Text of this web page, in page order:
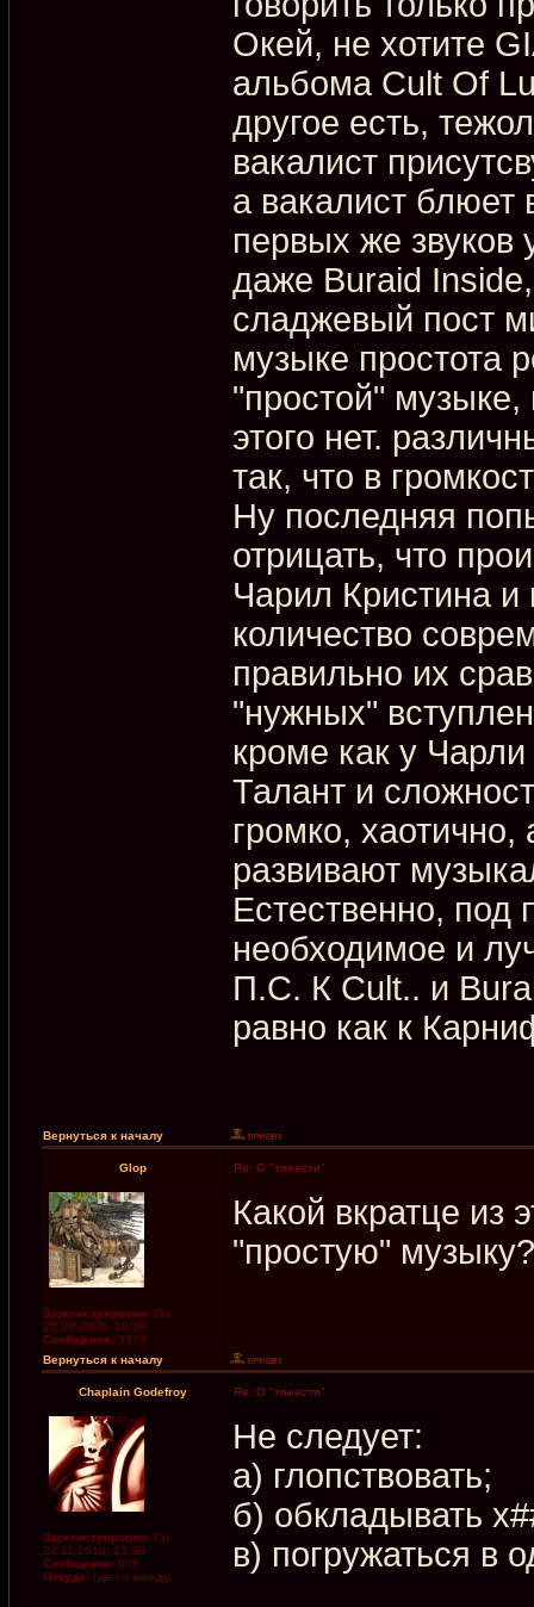
Окей, не хотите
альбома Cult Of
другое есть,
вакалист
а вакалист
первых же звуков
даже Buraid
сладжевый пост
музыке простота
"простой" музыке,
этого нет.
так, что в
Ну последняя
отрицать, что
Чарил Кристина и
количество
правильно их
"нужных"
кроме как у
Талант и
громко,
развивают
Естественно,
необходимое и
П.С. К Cult.. и
равно как к
Вернуться к началу
Glop Re: О "тяжести"
Зарегистрирован: Пн
25.09.2006, 18:18
Сообщения: 3379
Какой вкратце из
"простую" музыку?
Вернуться к началу
Chaplain Godefroy Re: О "тяжести"
Зарегистрирован: Ср
24.11.2010, 23:38
Сообщения: 608
Откуда: где-то между...
Не следует:
а) глопствовать;
б) обкладывать
в) погружаться в